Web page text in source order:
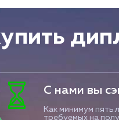
С нами вы
Как минимум пять
требуемых на